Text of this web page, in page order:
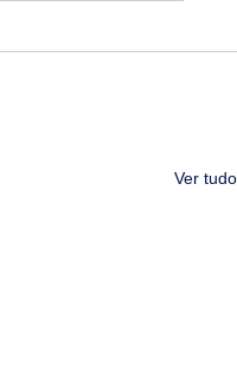
Ver tudo